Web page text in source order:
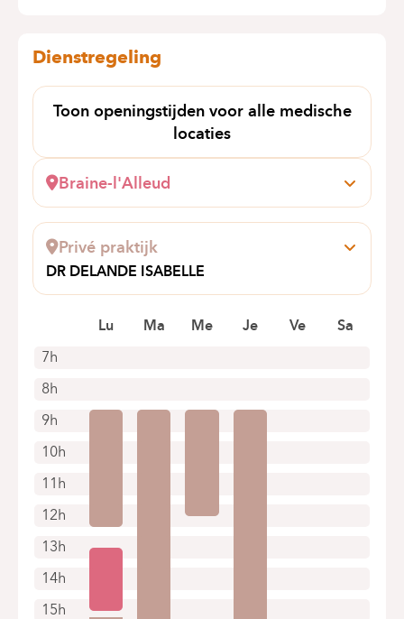
Dienstregeling
Toon openingstijden voor alle medische
locaties
Braine-l'Alleud
Wayez, 35
1420 Braine-l'Alleud
+32 2 434 94 39
Alleen telefonische afspraken
Privé praktijk
DR DELANDE ISABELLE
151,CHEE. DE LOUVAIN
Alleen telefonische afspraken
7h
8h
9h
10h
11h
12h
13h
14h
15h
Lu Ma Me Je Ve Sa